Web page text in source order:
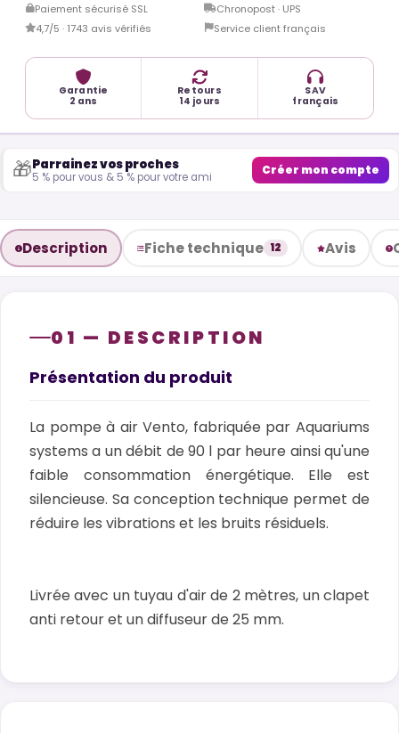
Paiement sécurisé SSL
Chronopost · UPS
4,7/5 · 1743 avis vérifiés
Service client français
Garantie
2 ans
Retours
14 jours
SAV
français
🎁Parrainez vos proches
5 % pour vous & 5 % pour votre ami Créer mon compte
Description Fiche technique 12 Avis
01 — DESCRIPTION
Présentation du produit
La pompe à air Vento, fabriquée par Aquariums
systems a un débit de 90 l par heure ainsi qu'une
faible consommation énergétique. Elle est
silencieuse. Sa conception technique permet de
réduire les vibrations et les bruits résiduels.
Livrée avec un tuyau d'air de 2 mètres, un clapet
anti retour et un diffuseur de 25 mm.